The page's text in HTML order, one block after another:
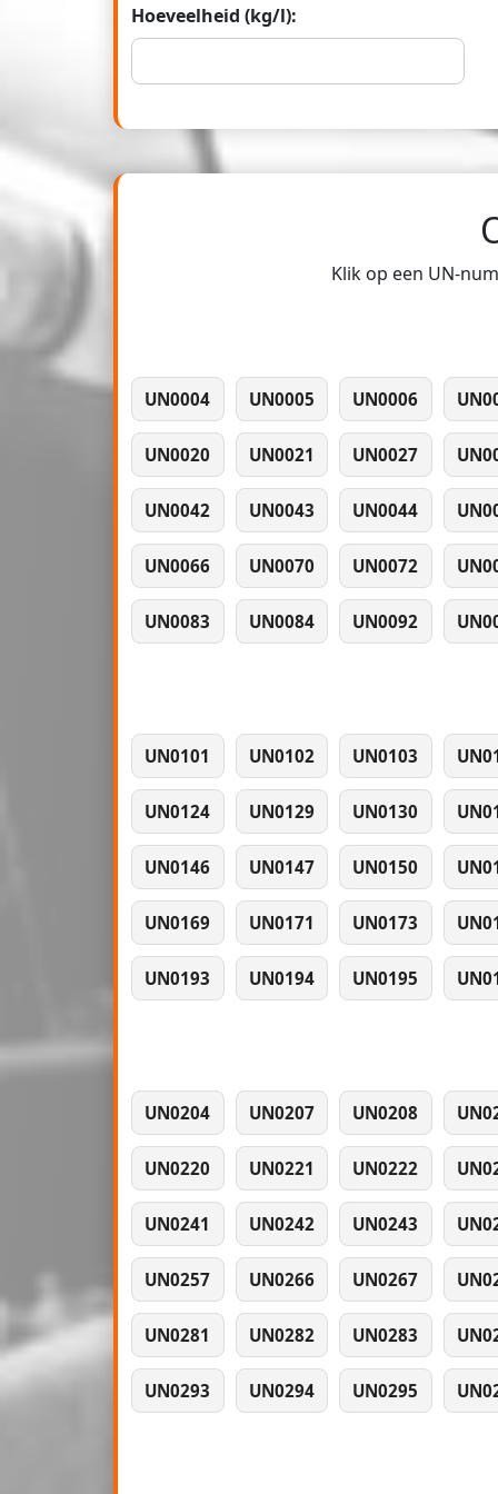
Hoeveelheid (kg/l):
Klik op een UN-
UN0004 UN0005 UN0006
UN0020 UN0021 UN0027
UN0042 UN0043 UN0044
UN0066 UN0070 UN0072
UN0083 UN0084 UN0092
UN0101 UN0102 UN0103
UN0124 UN0129 UN0130
UN0146 UN0147 UN0150
UN0169 UN0171 UN0173
UN0193 UN0194 UN0195
UN0204 UN0207 UN0208
UN0220 UN0221 UN0222
UN0241 UN0242 UN0243
UN0257 UN0266 UN0267
UN0281 UN0282 UN0283
UN0293 UN0294 UN0295